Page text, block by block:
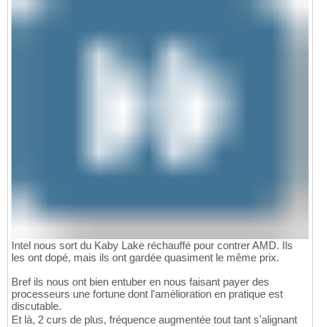
Intel nous sort du Kaby Lake réchauffé pour contrer AMD. Ils
les ont dopé, mais ils ont gardée quasiment le même prix.
Bref ils nous ont bien entuber en nous faisant payer des
processeurs une fortune dont l'amélioration en pratique est
discutable.
Et là, 2 curs de plus, fréquence augmentée tout tant s'alignant